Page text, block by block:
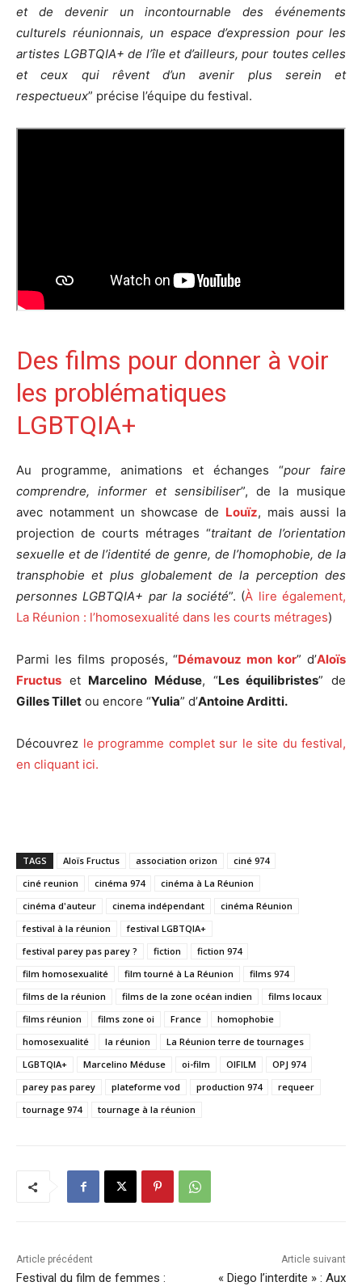
et de devenir un incontournable des événements
culturels réunionnais, un espace d’expression pour les
artistes LGBTQIA+ de l’île et d’ailleurs, pour toutes celles
et ceux qui rêvent d’un avenir plus serein et
respectueux” précise l’équipe du festival.
Des films pour donner à voir
les problématiques
LGBTQIA+
Au programme, animations et échanges “pour faire
comprendre, informer et sensibiliser”, de la musique
avec notamment un showcase de Louïz, mais aussi la
projection de courts métrages “traitant de l’orientation
sexuelle et de l’identité de genre, de l’homophobie, de la
transphobie et plus globalement de la perception des
personnes LGBTQIA+ par la société”. (À lire également,
La Réunion : l’homosexualité dans les courts métrages)
Parmi les films proposés, “Démavouz mon kor” d’Aloïs
Fructus et Marcelino Méduse, “Les équilibristes” de
Gilles Tillet ou encore “Yulia” d’Antoine Arditti.
Découvrez le programme complet sur le site du festival,
en cliquant ici.
TAGS Aloïs Fructus association orizon
ciné 974
ciné reunion
cinéma 974
cinéma à La Réunion
cinéma d'auteur
cinema indépendant
cinéma Réunion
festival à la réunion
festival LGBTQIA+
festival parey pas parey ?
fiction
fiction 974
film homosexualité
film tourné à La Réunion
films 974
films de la réunion
films de la zone océan indien
films locaux
films réunion
films zone oi France
homophobie
homosexualité
la réunion
La Réunion terre de tournages
LGBTQIA+
Marcelino Méduse oi-film OIFILM
OPJ 974
parey pas parey
plateforme vod production 974
requeer
tournage 974
tournage à la réunion
Article précédent
Festival du film de femmes :
Article suivant
« Diego l’interdite » : Aux